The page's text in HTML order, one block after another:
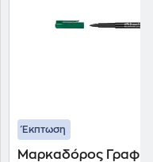
Έκπτωση
Μαρκαδόρος